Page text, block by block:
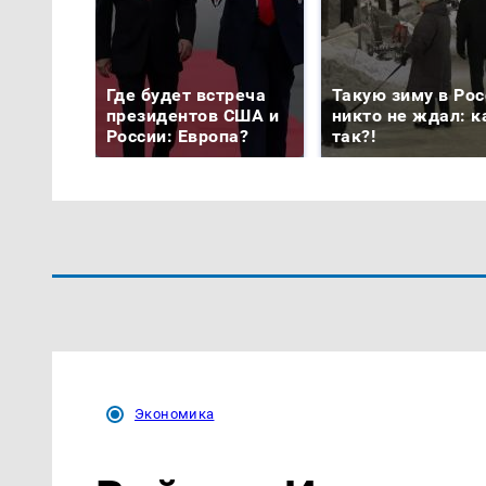
Где будет встреча
президентов США и
России: Европа?
Такую зиму в
никто не ждал:
так?!
Экономика